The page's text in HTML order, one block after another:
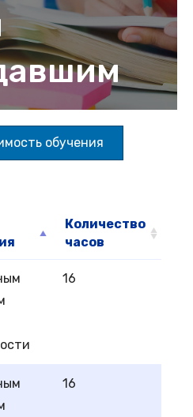
обучения
Количество
часов
16
16